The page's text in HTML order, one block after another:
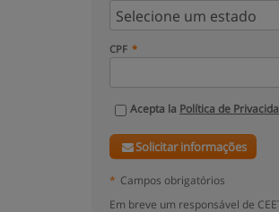
CPF
Acepta la Política de
Solicitar informações
* Campos obrigatórios
Em breve um responsável de